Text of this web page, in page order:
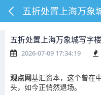
五折处置上海万象城写字
2026-07-09 17:34:19
观点网基汇资本，这个曾在
头，如今正悄然退场。